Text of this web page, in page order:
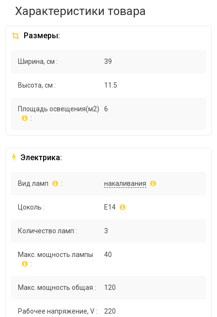
Характеристики товара
Размеры:
Ширина, см : 39
Высота, см : 11.5
Площадь освещения(м2)
:
6
Электрика:
Вид ламп : накаливания
Цоколь : E14
Количество ламп : 3
Макс. мощность лампы
:
40
Макс. мощность общая : 120
Рабочее напряжение, V : 220